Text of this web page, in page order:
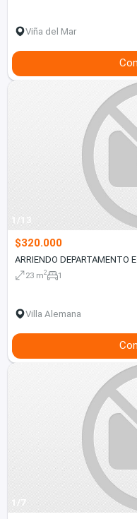
Viña del Mar
1/13
$320.000
ARRIENDO DEPARTAMENTO
23 m2 1
Villa Alemana
1/7